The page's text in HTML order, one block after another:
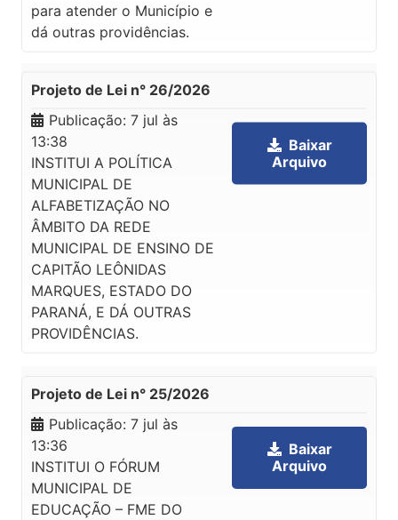
para atender o Município e
dá outras providências.
Projeto de Lei n° 26/2026
Publicação:7 jul às
13:38
INSTITUI A POLÍTICA
MUNICIPAL DE
ALFABETIZAÇÃO NO
ÂMBITO DA REDE
MUNICIPAL DE ENSINO DE
CAPITÃO LEÔNIDAS
MARQUES, ESTADO DO
PARANÁ, E DÁ OUTRAS
PROVIDÊNCIAS.
Baixar
Arquivo
Projeto de Lei n° 25/2026
Publicação:7 jul às
13:36
INSTITUI O FÓRUM
MUNICIPAL DE
EDUCAÇÃO – FME DO
Baixar
Arquivo